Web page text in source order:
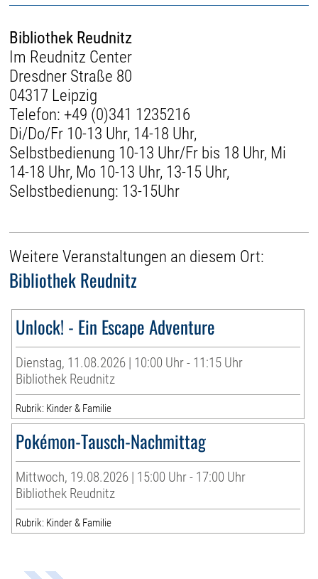
Bibliothek Reudnitz
Im Reudnitz Center
Dresdner Straße 80
04317 Leipzig
Telefon: +49 (0)341 1235216
Di/Do/Fr 10-13 Uhr, 14-18 Uhr,
Selbstbedienung 10-13 Uhr/Fr bis 18 Uhr, Mi
14-18 Uhr, Mo 10-13 Uhr, 13-15 Uhr,
Selbstbedienung: 13-15Uhr
Weitere Veranstaltungen an diesem Ort:
Bibliothek Reudnitz
Unlock! - Ein Escape Adventure
Dienstag, 11.08.2026 | 10:00 Uhr - 11:15 Uhr
Bibliothek Reudnitz
Rubrik: Kinder & Familie
Pokémon-Tausch-Nachmittag
Mittwoch, 19.08.2026 | 15:00 Uhr - 17:00 Uhr
Bibliothek Reudnitz
Rubrik: Kinder & Familie